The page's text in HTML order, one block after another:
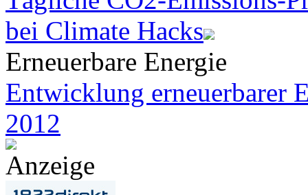
bei Climate Hacks
Erneuerbare Energie
Entwicklung erneuerbarer
2012
Anzeige